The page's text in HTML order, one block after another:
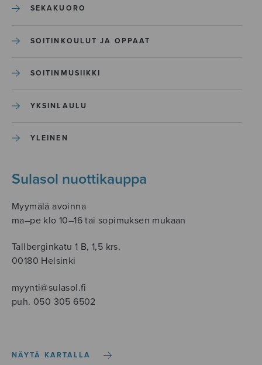
SEKAKUORO
SOITINKOULUT JA OPPAAT
SOITINMUSIIKKI
YKSINLAULU
YLEINEN
Sulasol nuottikauppa
Myymälä avoinna
ma–pe klo 10–16 tai sopimuksen mukaan
Tallberginkatu 1 B, 1,5 krs.
00180 Helsinki
myynti@sulasol.fi
puh. 050 305 6502
NÄYTÄ KARTALLA